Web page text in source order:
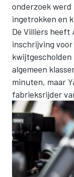
onderzoek
ingetrokken en
De Villiers heeft
inschrijving
kwijtgescholden
algemeen
minuten, maar
fabrieksrijder